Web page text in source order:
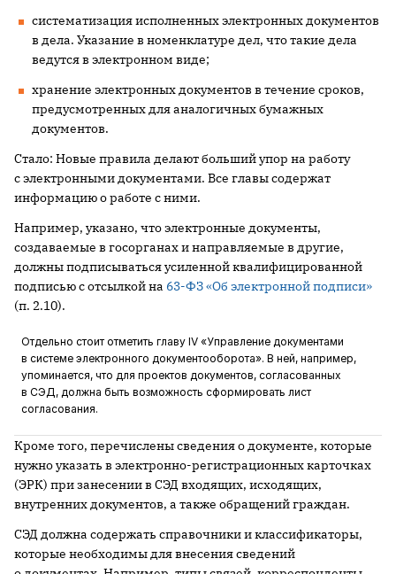
систематизация исполненных электронных документов
в дела. Указание в номенклатуре дел, что такие дела
ведутся в электронном виде;
хранение электронных документов в течение сроков,
предусмотренных для аналогичных бумажных
документов.
Стало: Новые правила делают больший упор на работу
с электронными документами. Все главы содержат
информацию о работе с ними.
Например, указано, что электронные документы,
создаваемые в госорганах и направляемые в другие,
должны подписываться усиленной квалифицированной
подписью с отсылкой на 63-ФЗ «Об электронной подписи»
(п. 2.10).
Отдельно стоит отметить главу IV «Управление документами
в системе электронного документооборота». В ней, например,
упоминается, что для проектов документов, согласованных
в СЭД, должна быть возможность сформировать лист
согласования.
Кроме того, перечислены сведения о документе, которые
нужно указать в электронно-регистрационных карточках
(ЭРК) при занесении в СЭД входящих, исходящих,
внутренних документов, а также обращений граждан.
СЭД должна содержать справочники и классификаторы,
которые необходимы для внесения сведений